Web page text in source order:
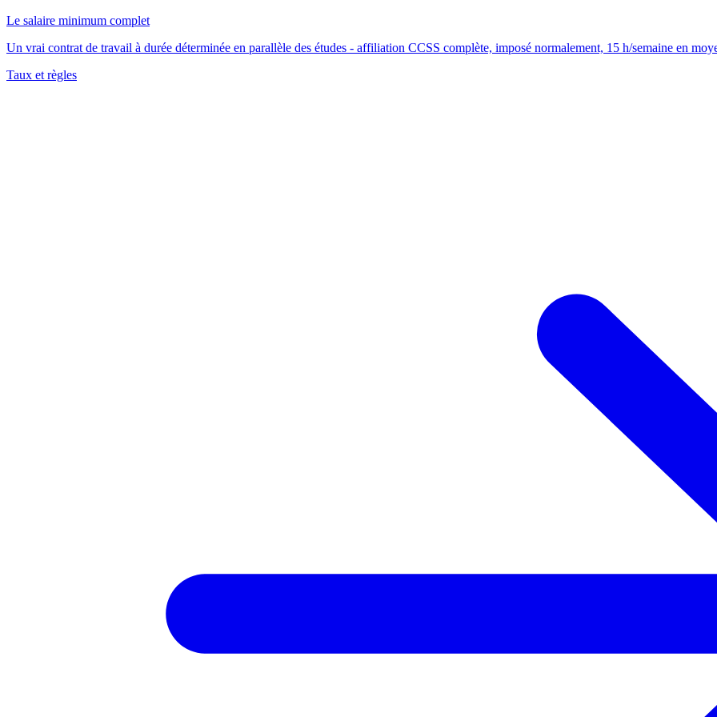
Le salaire minimum complet
Un vrai contrat de travail à durée déterminée en parallèle des études - affiliation CCSS complète, imposé normalement, 15 h/semaine en
Taux et règles